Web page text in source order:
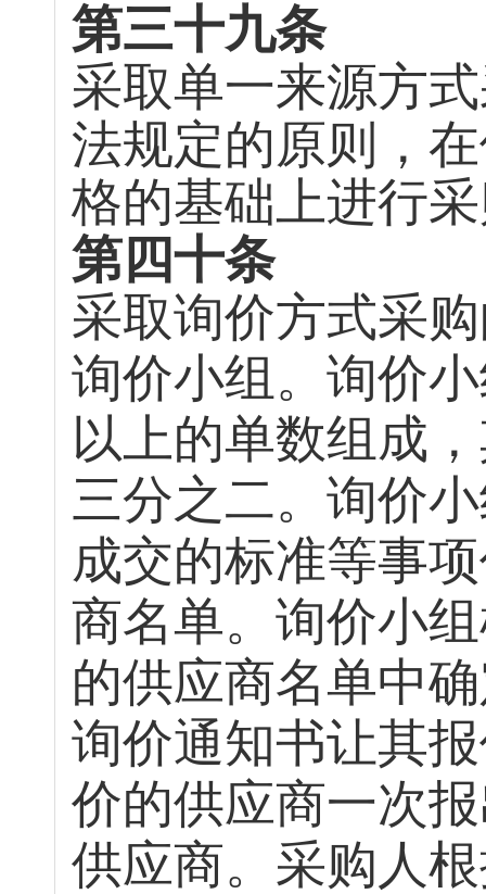
第三十九条
采取单一来源方
法规定的原则，
格的基础上进行
第四十条
采取询价方式采
询价小组。询价
以上的单数组成
三分之二。询价
成交的标准等事
商名单。询价小
的供应商名单中
询价通知书让其
价的供应商一次
供应商。采购人